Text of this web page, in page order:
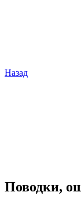
Назад
Поводки,